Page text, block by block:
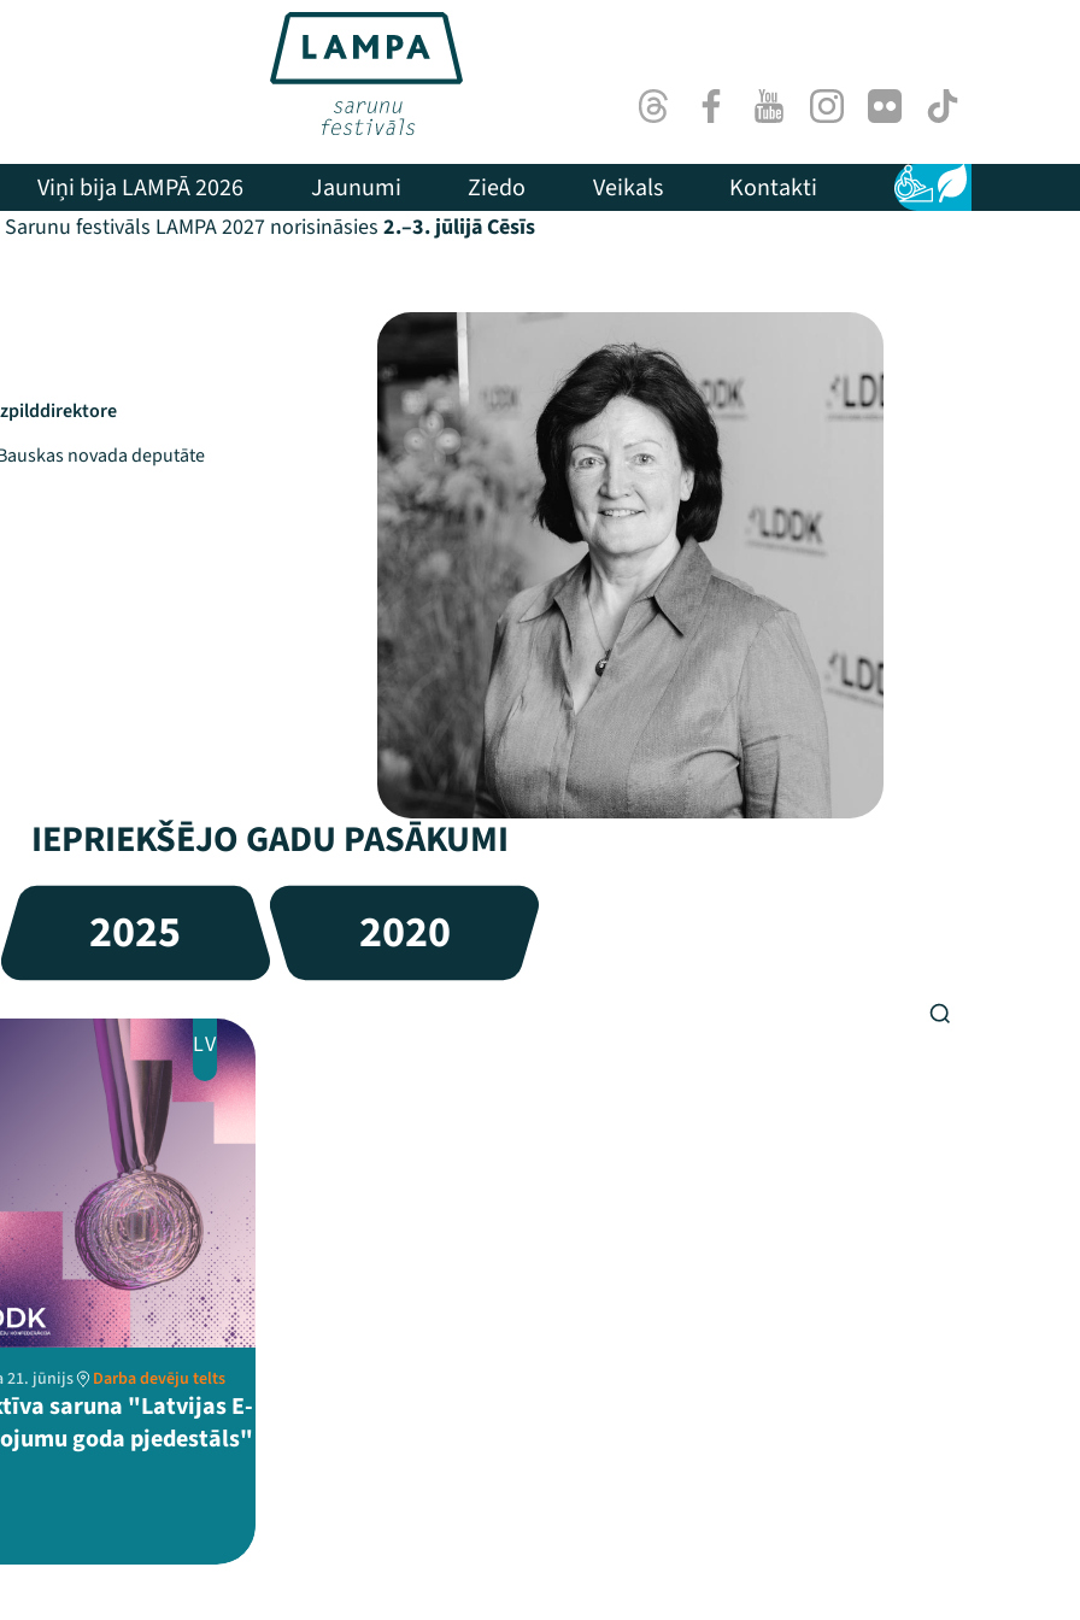
ThreadsFacebookYoutubeInstagram
Flick TikTok
Viņi bija LAMPĀ 2026 Jaunumi Ziedo Veikals Kontakti Pieejamība
Ilgtspēja
Sarunu festivāls LAMPA 2027 norisināsies 2.–3. jūlijā Cēsīs
novada deputāte
IEPRIEKŠĒJO GADU PASĀKUMI
2025 2020
LV
21. jūnijs Darba devēju telts
saruna "Latvijas E-
goda pjedestāls"